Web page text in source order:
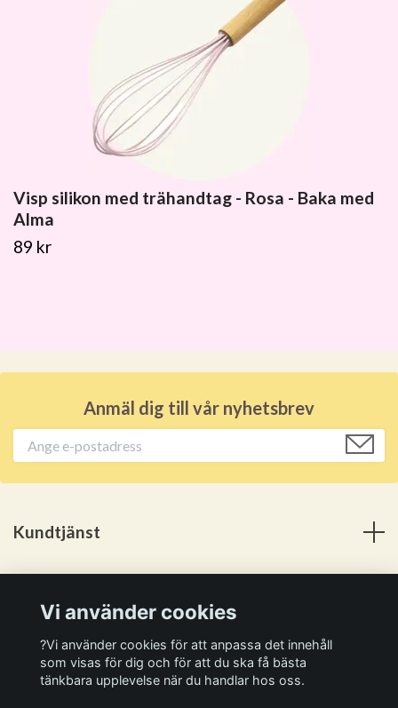
Visp silikon med trähandtag - Rosa - Baka med
Alma
89 kr
Anmäl dig till vår nyhetsbrev
Kundtjänst
Sociala medier
Vi använder cookies
?Vi använder cookies för att anpassa det innehåll
som visas för dig och för att du ska få bästa
tänkbara upplevelse när du handlar hos oss.